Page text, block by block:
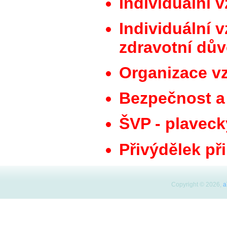
Individuální
zdravotní
Organizace
Bezpečnost
ŠVP -
Přivýdělek
Copyright © 2026,